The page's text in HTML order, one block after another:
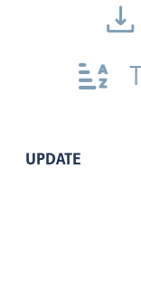
UPDATE